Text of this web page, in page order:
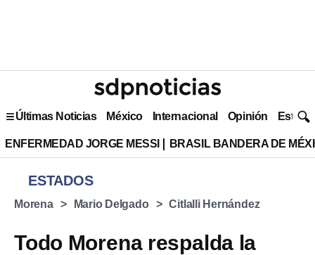
Últimas Noticias México Internacional Opinión Estilo
ENFERMEDAD JORGE MESSI BRASIL BANDERA DE
ESTADOS
Morena Mario Delgado Citlalli Hernández
Todo Morena respalda la